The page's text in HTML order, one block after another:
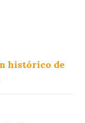
histórico de